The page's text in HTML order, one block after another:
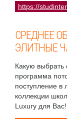
https://
СРЕДНЕЕ
ЭЛИТНЫЕ
Какую выбрать
программа
поступление
коллекции
Luxury для Вас!